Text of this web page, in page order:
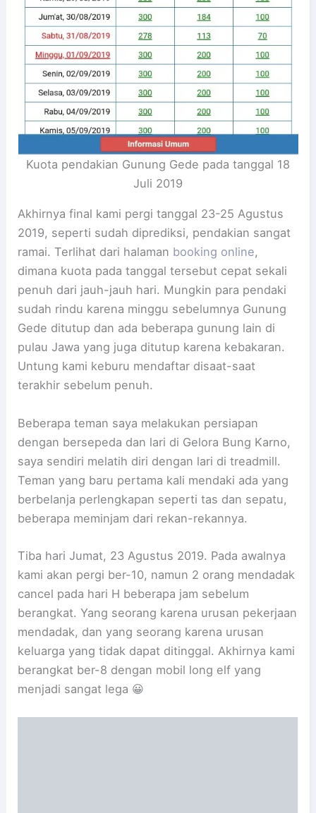
Kuota pendakian Gunung Gede pada tanggal 18
Juli 2019
Akhirnya final kami pergi tanggal 23-25 Agustus
2019, seperti sudah diprediksi, pendakian sangat
ramai. Terlihat dari halaman booking online,
dimana kuota pada tanggal tersebut cepat sekali
penuh dari jauh-jauh hari. Mungkin para pendaki
sudah rindu karena minggu sebelumnya Gunung
Gede ditutup dan ada beberapa gunung lain di
pulau Jawa yang juga ditutup karena kebakaran.
Untung kami keburu mendaftar disaat-saat
terakhir sebelum penuh.
Beberapa teman saya melakukan persiapan
dengan bersepeda dan lari di Gelora Bung Karno,
saya sendiri melatih diri dengan lari di treadmill.
Teman yang baru pertama kali mendaki ada yang
berbelanja perlengkapan seperti tas dan sepatu,
beberapa meminjam dari rekan-rekannya.
Tiba hari Jumat, 23 Agustus 2019. Pada awalnya
kami akan pergi ber-10, namun 2 orang mendadak
cancel pada hari H beberapa jam sebelum
berangkat. Yang seorang karena urusan pekerjaan
mendadak, dan yang seorang karena urusan
keluarga yang tidak dapat ditinggal. Akhirnya kami
berangkat ber-8 dengan mobil long elf yang
menjadi sangat lega 😀